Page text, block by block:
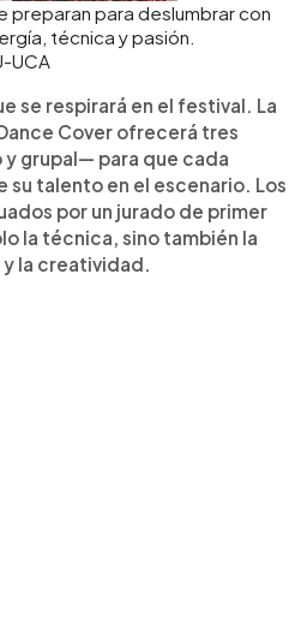
preparan para deslumbrar con
técnica y pasión.
UCA
se respirará en el festival. La
Cover ofrecerá tres
grupal— para que cada
su talento en el escenario. Los
por un jurado de primer
la técnica, sino también la
la creatividad.